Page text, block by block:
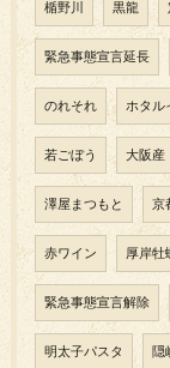
楯野川 黒龍
緊急事態宣言延長
のれそれ ホタル
若ごぼう 大阪産
澤屋まつもと 京
赤ワイン 厚岸牡
緊急事態宣言解除
明太子パスタ 隠